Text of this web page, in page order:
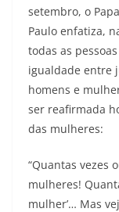
setembro, o
Paulo enfatiza,
todas as
igualdade entre
homens e
ser reafirmada
das mulheres:
“Quantas vezes
mulheres!
mulher’… Mas